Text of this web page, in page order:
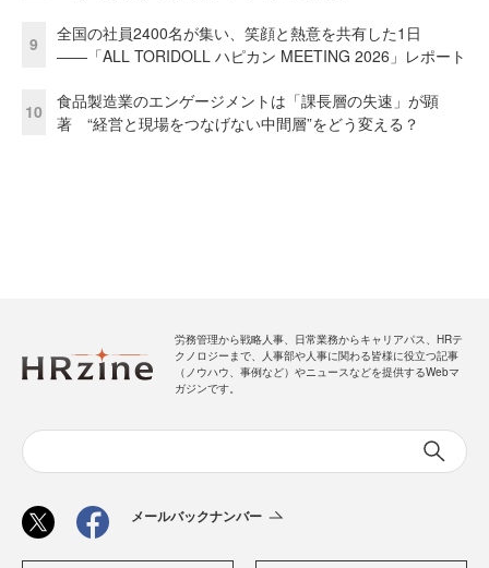
9
全国の社員2400名が集い、笑顔と熱意を共有した1日
――「ALL TORIDOLL ハピカン MEETING 2026」レポート
10
食品製造業のエンゲージメントは「課長層の失速」が顕
著 “経営と現場をつなげない中間層”をどう変える？
労務管理から戦略人事、日常業務からキャリアパス、HRテ
クノロジーまで、人事部や人事に関わる皆様に役立つ記事
（ノウハウ、事例など）やニュースなどを提供するWebマ
ガジンです。
メールバックナンバー